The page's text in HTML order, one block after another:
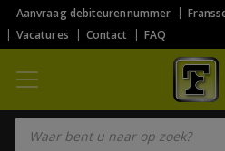
Aanvraag debiteurennummer
Vacatures
Contact FAQ
Producten zoeken